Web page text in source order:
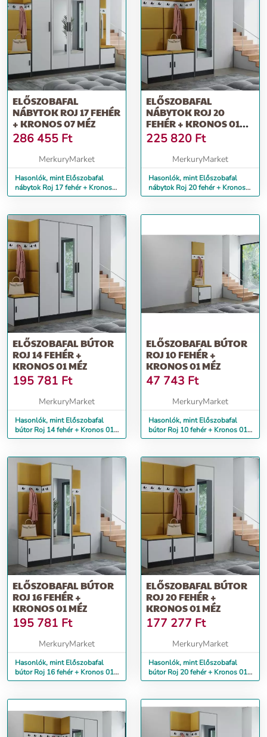
ELŐSZOBAFAL
NÁBYTOK ROJ 17 FEHÉR
+ KRONOS 07 MÉZ
286 455 Ft
MerkuryMarket
Hasonlók, mint Előszobafal
nábytok Roj 17 fehér + Kronos
07 méz
ELŐSZOBAFAL
NÁBYTOK ROJ 20
FEHÉR + KRONOS 01
MÉZ
225 820 Ft
MerkuryMarket
Hasonlók, mint Előszobafal
nábytok Roj 20 fehér + Kronos
01 méz
ELŐSZOBAFAL BÚTOR
ROJ 14 FEHÉR +
KRONOS 01 MÉZ
195 781 Ft
MerkuryMarket
Hasonlók, mint Előszobafal
bútor Roj 14 fehér + Kronos 01
méz
ELŐSZOBAFAL BÚTOR
ROJ 10 FEHÉR +
KRONOS 01 MÉZ
47 743 Ft
MerkuryMarket
Hasonlók, mint Előszobafal
bútor Roj 10 fehér + Kronos 01
méz
ELŐSZOBAFAL BÚTOR
ROJ 16 FEHÉR +
KRONOS 01 MÉZ
195 781 Ft
MerkuryMarket
Hasonlók, mint Előszobafal
bútor Roj 16 fehér + Kronos 01
méz
ELŐSZOBAFAL BÚTOR
ROJ 20 FEHÉR +
KRONOS 01 MÉZ
177 277 Ft
MerkuryMarket
Hasonlók, mint Előszobafal
bútor Roj 20 fehér + Kronos 01
méz